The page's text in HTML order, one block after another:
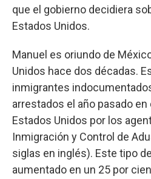
que el gobierno decidiera
Estados Unidos.
Manuel es oriundo de
Unidos hace dos décadas.
inmigrantes
arrestados el año pasado
Estados Unidos por los
Inmigración y Control de
siglas en inglés). Este tipo
aumentado en un 25 por